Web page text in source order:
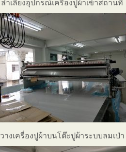
ลำเลียงอุปกรณ์เครื่องปูผ้าเข้าสถานที่
วางเครื่องปูผ้าบนโต๊ะปูผ้าระบบลมเป่า